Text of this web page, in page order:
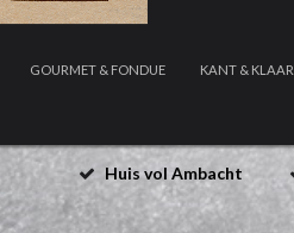
GOURMET & FONDUE KANT & KLAAR
Huis vol Ambacht